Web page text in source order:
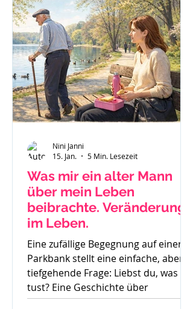
Was mir ein alter Mann
über mein Leben
beibrachte. Veränderung
im Leben.
Eine zufällige Begegnung auf einer
Parkbank stellt eine einfache, aber
tiefgehende Frage: Liebst du, was du
tust? Eine Geschichte über
Gedanken, Mut und den ersten
Nini Janni
15. Jan.
5 Min. Lesezeit